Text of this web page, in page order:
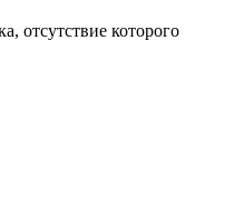
отсутствие которого